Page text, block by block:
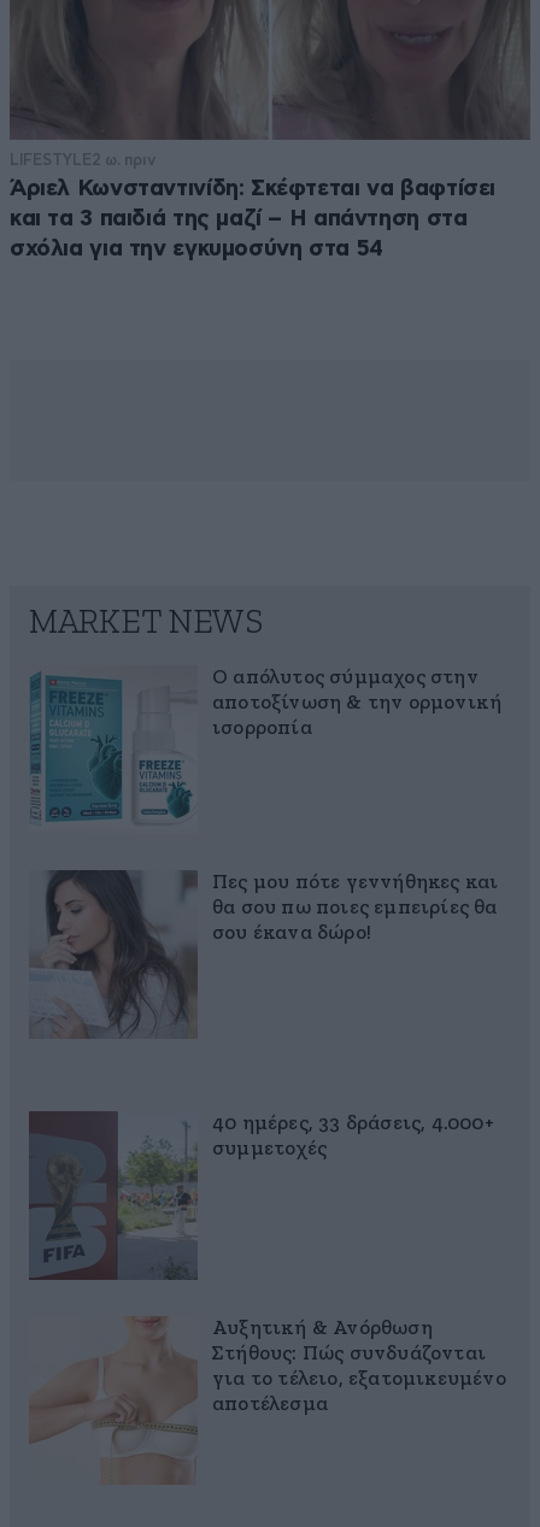
LIFESTYLE2 ω. πριν
Άριελ Κωνσταντινίδη: Σκέφτεται να βαφτίσει
και τα 3 παιδιά της μαζί – Η απάντηση στα
σχόλια για την εγκυμοσύνη στα 54
MARKET NEWS
Ο απόλυτος σύμμαχος στην
αποτοξίνωση & την ορμονική
ισορροπία
Πες μου πότε γεννήθηκες και
θα σου πω ποιες εμπειρίες θα
σου έκανα δώρο!
40 ημέρες, 33 δράσεις, 4.000+
συμμετοχές
Αυξητική & Ανόρθωση
Στήθους: Πώς συνδυάζονται
για το τέλειο, εξατομικευμένο
αποτέλεσμα